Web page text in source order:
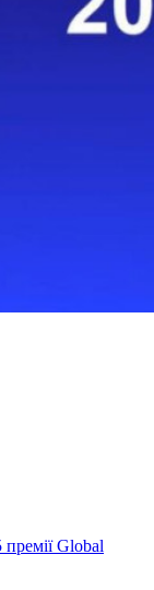
Global